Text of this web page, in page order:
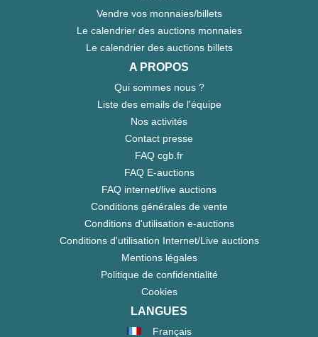
Vendre vos monnaies/billets
Le calendrier des auctions monnaies
Le calendrier des auctions billets
A PROPOS
Qui sommes nous ?
Liste des emails de l'équipe
Nos activités
Contact presse
FAQ cgb.fr
FAQ E-auctions
FAQ internet/live auctions
Conditions générales de vente
Conditions d'utilisation e-auctions
Conditions d'utilisation Internet/Live auctions
Mentions légales
Politique de confidentialité
Cookies
LANGUES
Français